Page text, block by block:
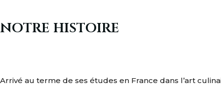
notre histoire
Arrivé au terme de ses études en France dans l’art